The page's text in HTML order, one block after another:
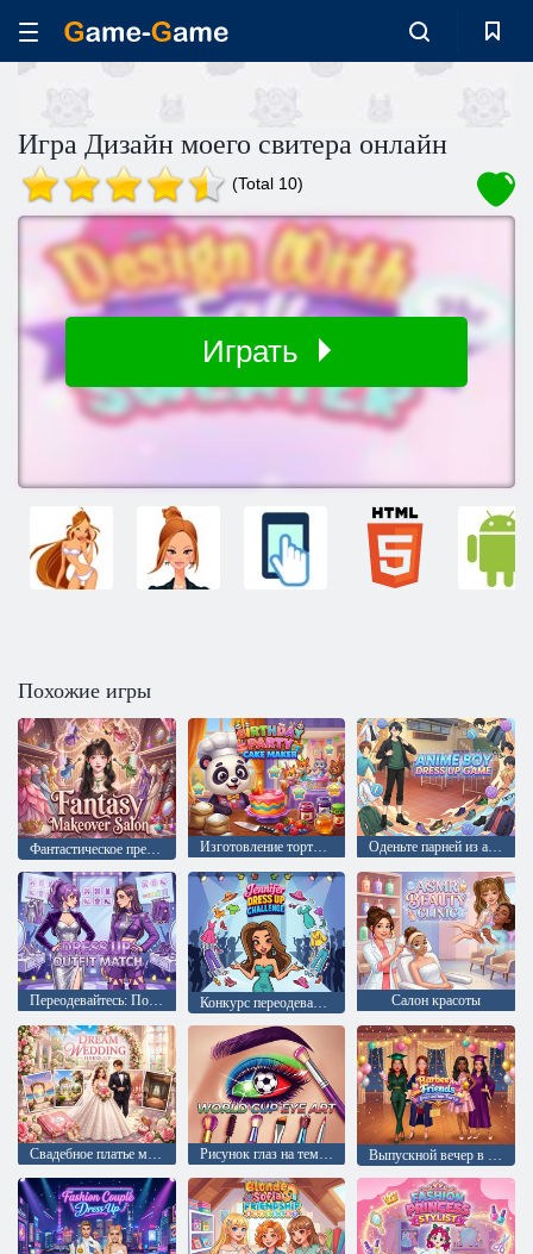
Игра Дизайн моего свитера онлайн
(Total 10)
Играть
Похожие игры
Фантастическое преображение Изготовление тортов для дня рождения Оденьте парней из аниме
Переодевайтесь: Подбор наряда Конкурс переодеваний Дженнифер Салон красоты
Свадебное платье мечты Рисунок глаз на тему Чемпионата мира по футболу Выпускной вечер в стиле Барби и её подруг